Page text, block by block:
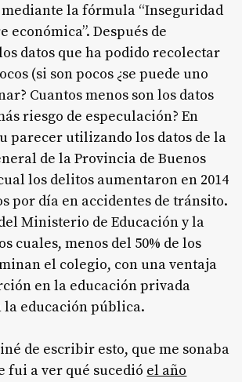
la fórmula “Inseguridad
Después de
datos que ha podido recolectar
(si son pocos ¿se puede uno
Cuantos menos son los datos
riesgo de especulación? En
parecer utilizando los datos de la
de la Provincia de Buenos
los delitos aumentaron en 2014
por día en accidentes de tránsito.
Ministerio de Educación y la
cuales, menos del 50% de los
el colegio, con una ventaja
en la educación privada
la educación pública.
de escribir esto, que me sonaba
fui a ver qué sucedió el año